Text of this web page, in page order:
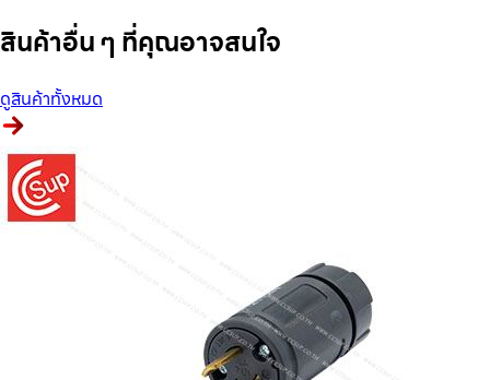
สินค้าอื่น ๆ ที่คุณอาจสนใจ
ดูสินค้าทั้งหมด